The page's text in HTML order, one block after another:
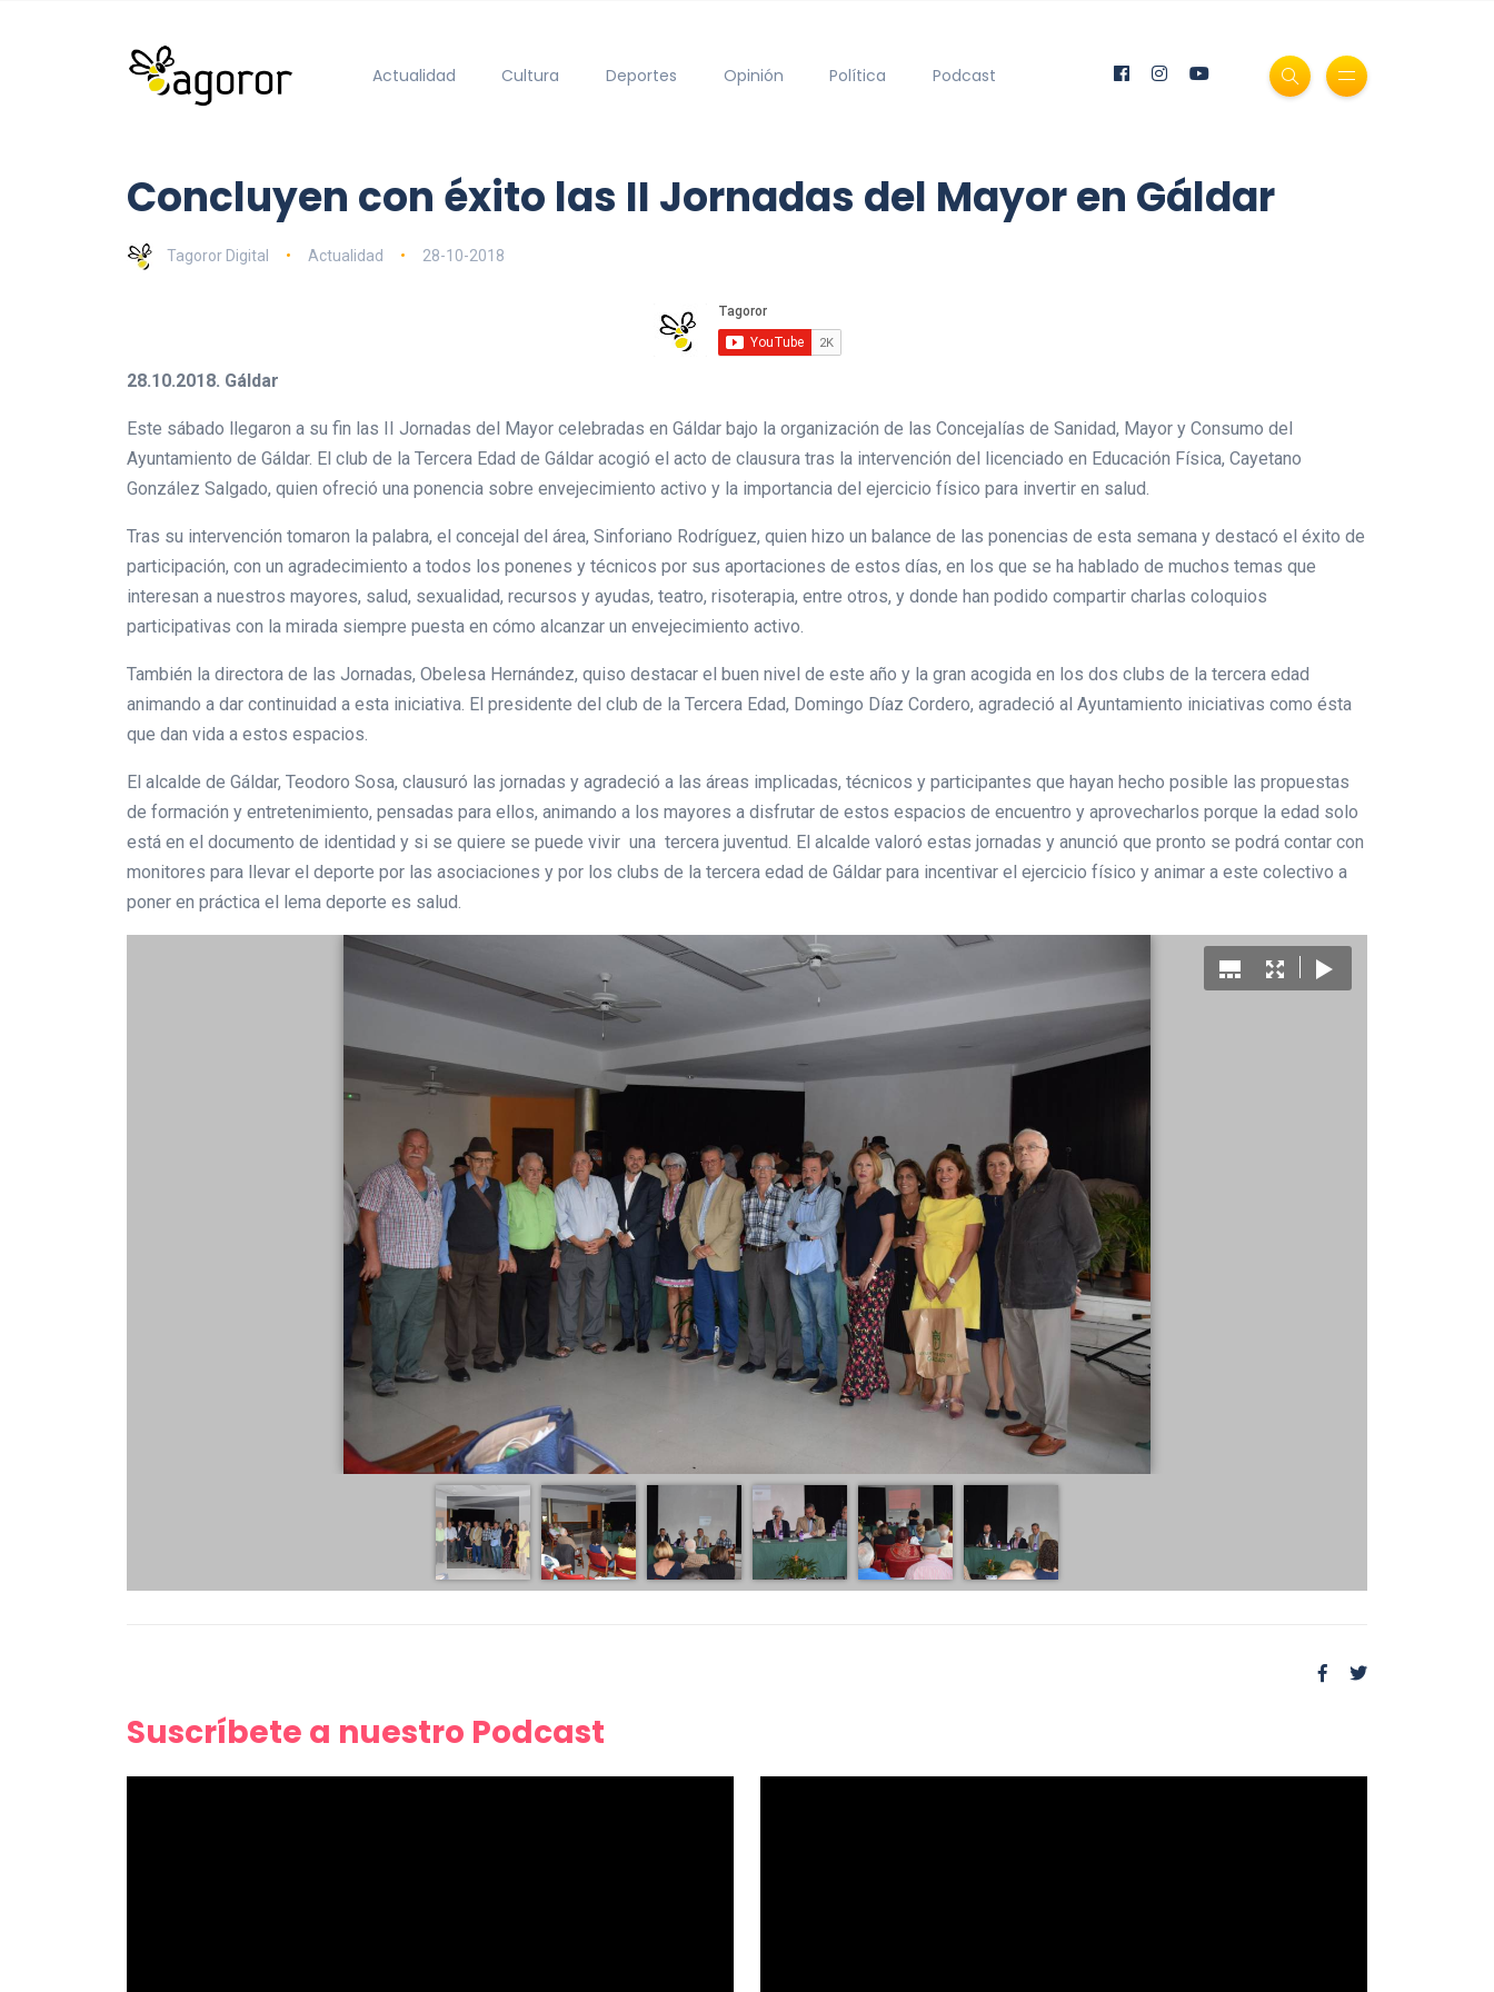
Actualidad Cultura Deportes Opinión Política Podcast
Concluyen con éxito las II Jornadas del Mayor en Gáldar
Tagoror Digital Actualidad 28-10-2018
28.10.2018. Gáldar
Este sábado llegaron a su fin las II Jornadas del Mayor celebradas en Gáldar bajo la organización de las Concejalías de Sanidad, Mayor y Consumo del
Ayuntamiento de Gáldar. El club de la Tercera Edad de Gáldar acogió el acto de clausura tras la intervención del licenciado en Educación Física, Cayetano
González Salgado, quien ofreció una ponencia sobre envejecimiento activo y la importancia del ejercicio físico para invertir en salud.
Tras su intervención tomaron la palabra, el concejal del área, Sinforiano Rodríguez, quien hizo un balance de las ponencias de esta semana y destacó el éxito de
participación, con un agradecimiento a todos los ponenes y técnicos por sus aportaciones de estos días, en los que se ha hablado de muchos temas que
interesan a nuestros mayores, salud, sexualidad, recursos y ayudas, teatro, risoterapia, entre otros, y donde han podido compartir charlas coloquios
participativas con la mirada siempre puesta en cómo alcanzar un envejecimiento activo.
También la directora de las Jornadas, Obelesa Hernández, quiso destacar el buen nivel de este año y la gran acogida en los dos clubs de la tercera edad
animando a dar continuidad a esta iniciativa. El presidente del club de la Tercera Edad, Domingo Díaz Cordero, agradeció al Ayuntamiento iniciativas como ésta
que dan vida a estos espacios.
El alcalde de Gáldar, Teodoro Sosa, clausuró las jornadas y agradeció a las áreas implicadas, técnicos y participantes que hayan hecho posible las propuestas
de formación y entretenimiento, pensadas para ellos, animando a los mayores a disfrutar de estos espacios de encuentro y aprovecharlos porque la edad solo
está en el documento de identidad y si se quiere se puede vivir una tercera juventud. El alcalde valoró estas jornadas y anunció que pronto se podrá contar con
monitores para llevar el deporte por las asociaciones y por los clubs de la tercera edad de Gáldar para incentivar el ejercicio físico y animar a este colectivo a
poner en práctica el lema deporte es salud.
Suscríbete a nuestro Podcast